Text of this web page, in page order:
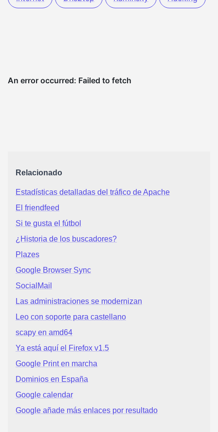
Relacionado
Estadísticas detalladas del tráfico de Apache
El friendfeed
Si te gusta el fútbol
¿Historia de los buscadores?
Plazes
Google Browser Sync
SocialMail
Las administraciones se modernizan
Leo con soporte para castellano
scapy en amd64
Ya está aquí el Firefox v1.5
Google Print en marcha
Dominios en España
Google calendar
Google añade más enlaces por resultado